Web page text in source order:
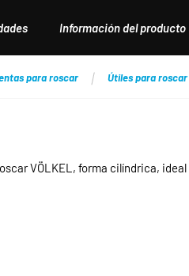
Información del producto
para roscar Útiles para roscar